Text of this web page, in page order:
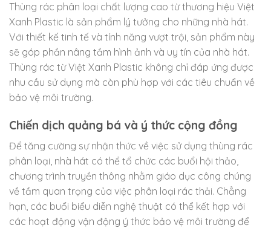
Thùng rác phân loại chất lượng cao từ thương hiệu Việt
Xanh Plastic là sản phẩm lý tưởng cho những nhà hát.
Với thiết kế tinh tế và tính năng vượt trội, sản phẩm này
sẽ góp phần nâng tầm hình ảnh và uy tín của nhà hát.
Thùng rác từ Việt Xanh Plastic không chỉ đáp ứng được
nhu cầu sử dụng mà còn phù hợp với các tiêu chuẩn về
bảo vệ môi trường.
Chiến dịch quảng bá và ý thức cộng đồng
Để tăng cường sự nhận thức về việc sử dụng thùng rác
phân loại, nhà hát có thể tổ chức các buổi hội thảo,
chương trình truyền thông nhằm giáo dục công chúng
về tầm quan trọng của việc phân loại rác thải. Chẳng
hạn, các buổi biểu diễn nghệ thuật có thể kết hợp với
các hoạt động vận động ý thức bảo vệ môi trường để